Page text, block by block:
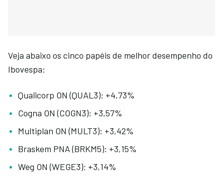
Veja abaixo os cinco papéis de melhor desempenho do
Ibovespa:
Qualicorp ON (QUAL3): +4,73%
Cogna ON (COGN3): +3,57%
Multiplan ON (MULT3): +3,42%
Braskem PNA (BRKM5): +3,15%
Weg ON (WEGE3): +3,14%